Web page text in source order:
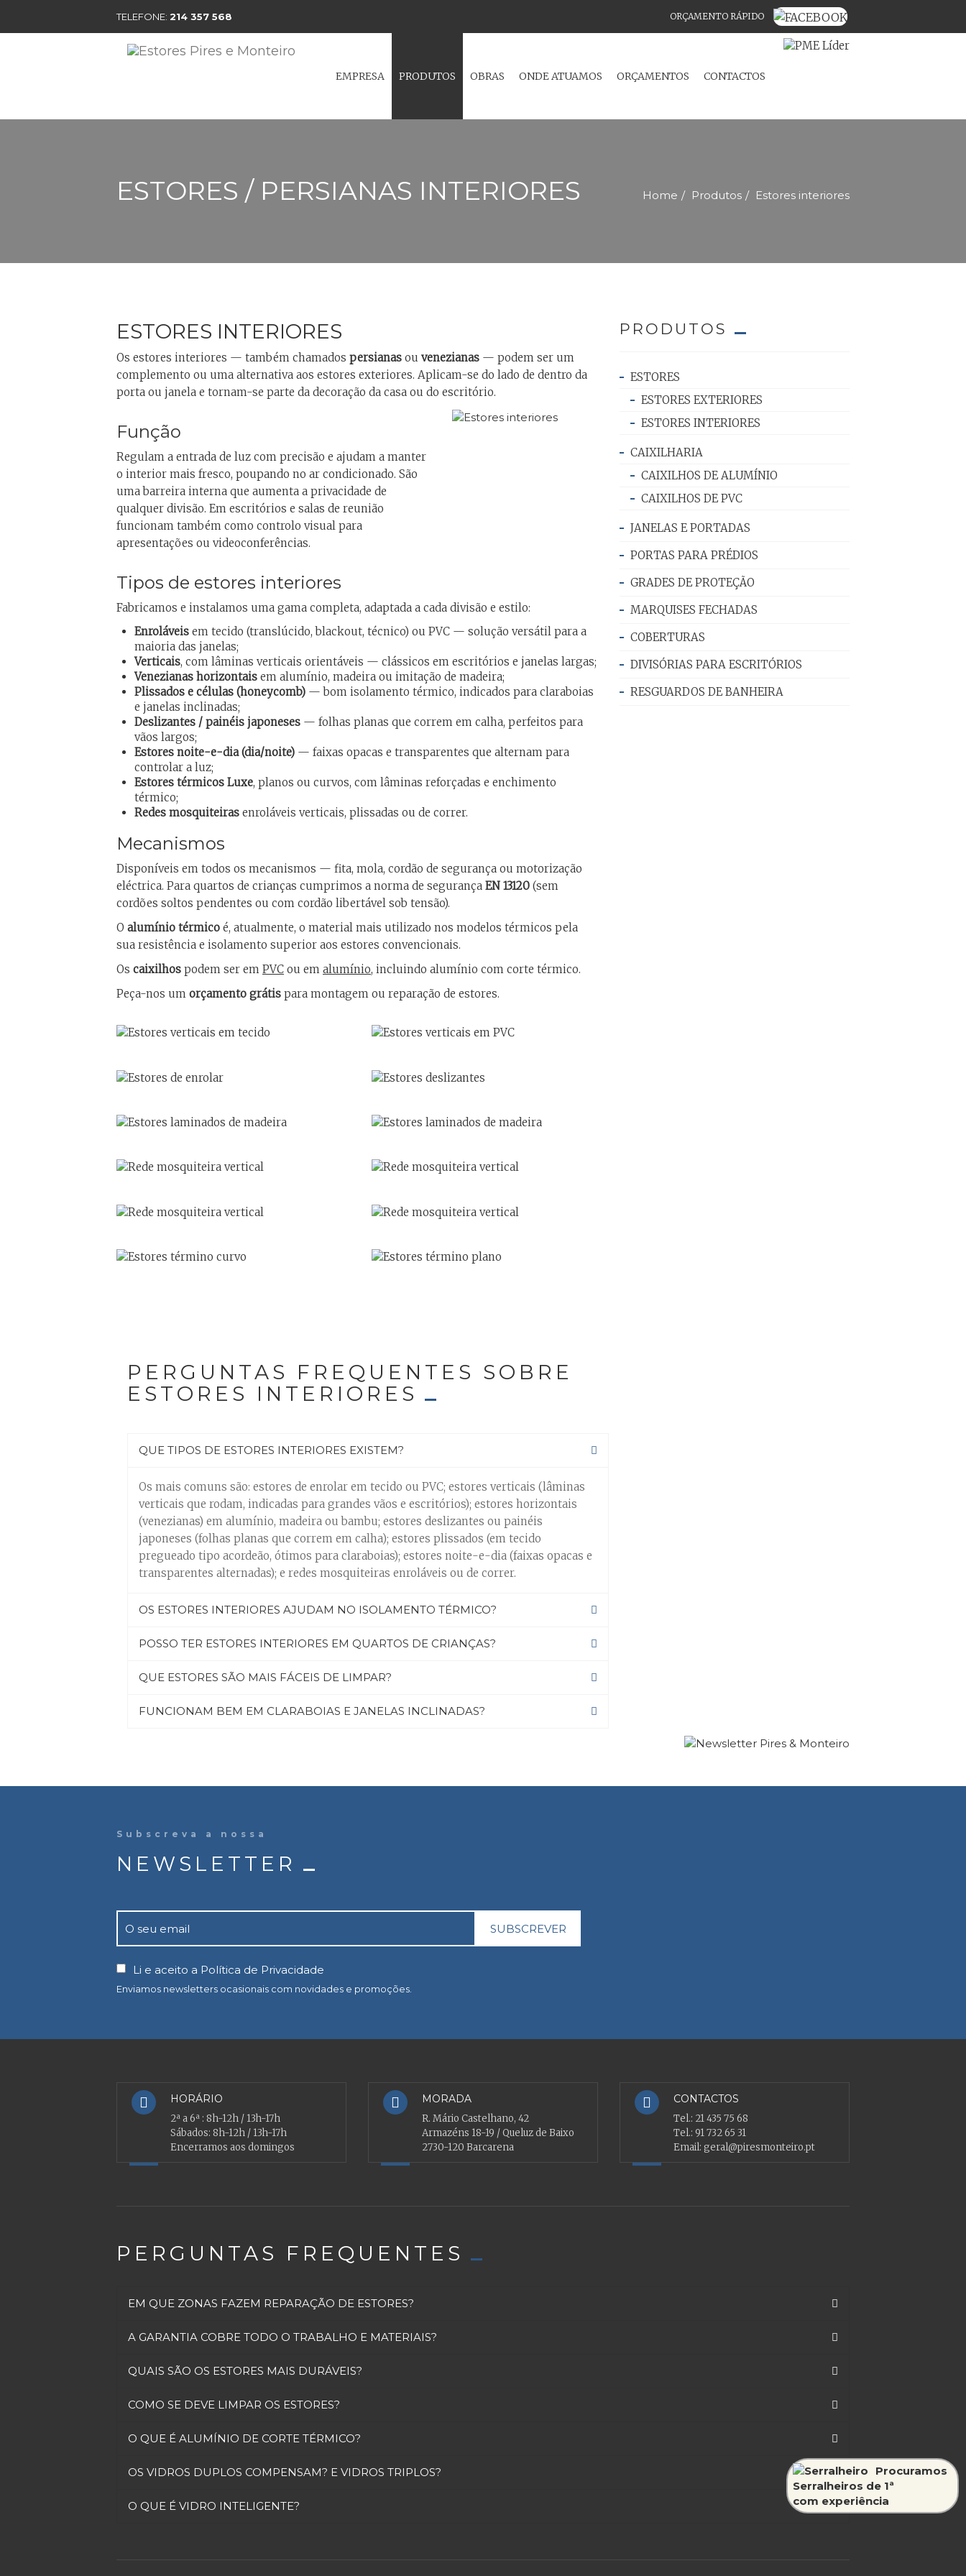
TELEFONE: 214 357 568 ORÇAMENTO RÁPIDO
EMPRESA PRODUTOS OBRAS ONDE ATUAMOS ORÇAMENTOS CONTACTOS
ESTORES / PERSIANAS INTERIORES Home Produtos Estores interiores
ESTORES INTERIORES
Os estores interiores — também chamados persianas ou venezianas — podem ser um
complemento ou uma alternativa aos estores exteriores. Aplicam-se do lado de dentro da
porta ou janela e tornam-se parte da decoração da casa ou do escritório.
Função
Regulam a entrada de luz com precisão e ajudam a manter
o interior mais fresco, poupando no ar condicionado. São
uma barreira interna que aumenta a privacidade de
qualquer divisão. Em escritórios e salas de reunião
funcionam também como controlo visual para
apresentações ou videoconferências.
Tipos de estores interiores
Fabricamos e instalamos uma gama completa, adaptada a cada divisão e estilo:
Enroláveis em tecido (translúcido, blackout, técnico) ou PVC — solução versátil para a
maioria das janelas;
Verticais, com lâminas verticais orientáveis — clássicos em escritórios e janelas largas;
Venezianas horizontais em alumínio, madeira ou imitação de madeira;
Plissados e células (honeycomb) — bom isolamento térmico, indicados para claraboias
e janelas inclinadas;
Deslizantes / painéis japoneses — folhas planas que correm em calha, perfeitos para
vãos largos;
Estores noite-e-dia (dia/noite) — faixas opacas e transparentes que alternam para
controlar a luz;
Estores térmicos Luxe, planos ou curvos, com lâminas reforçadas e enchimento
térmico;
Redes mosquiteiras enroláveis verticais, plissadas ou de correr.
Mecanismos
Disponíveis em todos os mecanismos — fita, mola, cordão de segurança ou motorização
eléctrica. Para quartos de crianças cumprimos a norma de segurança EN 13120 (sem
cordões soltos pendentes ou com cordão libertável sob tensão).
O alumínio térmico é, atualmente, o material mais utilizado nos modelos térmicos pela
sua resistência e isolamento superior aos estores convencionais.
Os caixilhos podem ser em PVC ou em alumínio, incluindo alumínio com corte térmico.
Peça-nos um orçamento grátis para montagem ou reparação de estores.
PERGUNTAS FREQUENTES SOBRE
ESTORES INTERIORES
QUE TIPOS DE ESTORES INTERIORES EXISTEM?
Os mais comuns são: estores de enrolar em tecido ou PVC; estores verticais (lâminas
verticais que rodam, indicadas para grandes vãos e escritórios); estores horizontais
(venezianas) em alumínio, madeira ou bambu; estores deslizantes ou painéis
japoneses (folhas planas que correm em calha); estores plissados (em tecido
pregueado tipo acordeão, ótimos para claraboias); estores noite-e-dia (faixas opacas e
transparentes alternadas); e redes mosquiteiras enroláveis ou de correr.
OS ESTORES INTERIORES AJUDAM NO ISOLAMENTO TÉRMICO?
POSSO TER ESTORES INTERIORES EM QUARTOS DE CRIANÇAS?
QUE ESTORES SÃO MAIS FÁCEIS DE LIMPAR?
FUNCIONAM BEM EM CLARABOIAS E JANELAS INCLINADAS?
PRODUTOS
ESTORES
ESTORES EXTERIORES
ESTORES INTERIORES
CAIXILHARIA
CAIXILHOS DE ALUMÍNIO
CAIXILHOS DE PVC
JANELAS E PORTADAS
PORTAS PARA PRÉDIOS
GRADES DE PROTEÇÃO
MARQUISES FECHADAS
COBERTURAS
DIVISÓRIAS PARA ESCRITÓRIOS
RESGUARDOS DE BANHEIRA
Subscreva a nossa
NEWSLETTER
SUBSCREVER
Li e aceito a Política de Privacidade
Enviamos newsletters ocasionais com novidades e promoções.
HORÁRIO
2ª a 6ª : 8h-12h / 13h-17h
Sábados: 8h-12h / 13h-17h
Encerramos aos domingos
MORADA
R. Mário Castelhano, 42
Armazéns 18-19 / Queluz de Baixo
2730-120 Barcarena
CONTACTOS
Tel.: 21 435 75 68
Tel.: 91 732 65 31
Email: geral@piresmonteiro.pt
PERGUNTAS FREQUENTES
EM QUE ZONAS FAZEM REPARAÇÃO DE ESTORES?
A GARANTIA COBRE TODO O TRABALHO E MATERIAIS?
QUAIS SÃO OS ESTORES MAIS DURÁVEIS?
COMO SE DEVE LIMPAR OS ESTORES?
O QUE É ALUMÍNIO DE CORTE TÉRMICO?
OS VIDROS DUPLOS COMPENSAM? E VIDROS TRIPLOS?
O QUE É VIDRO INTELIGENTE?
Procuramos
Serralheiros de 1ª
com experiência